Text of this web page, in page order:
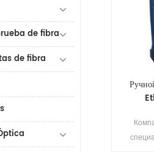
de fibra
de fibra